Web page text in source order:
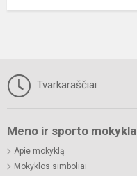
Tvarkaraščiai
Meno ir sporto mokykla
Apie mokyklą
Mokyklos simboliai